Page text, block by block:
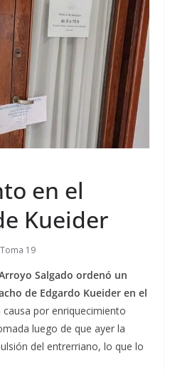
en el
Kueider
Toma 19
Salgado ordenó un
de Edgardo Kueider en el
por enriquecimiento
luego de que ayer la
del entrerriano, lo que lo